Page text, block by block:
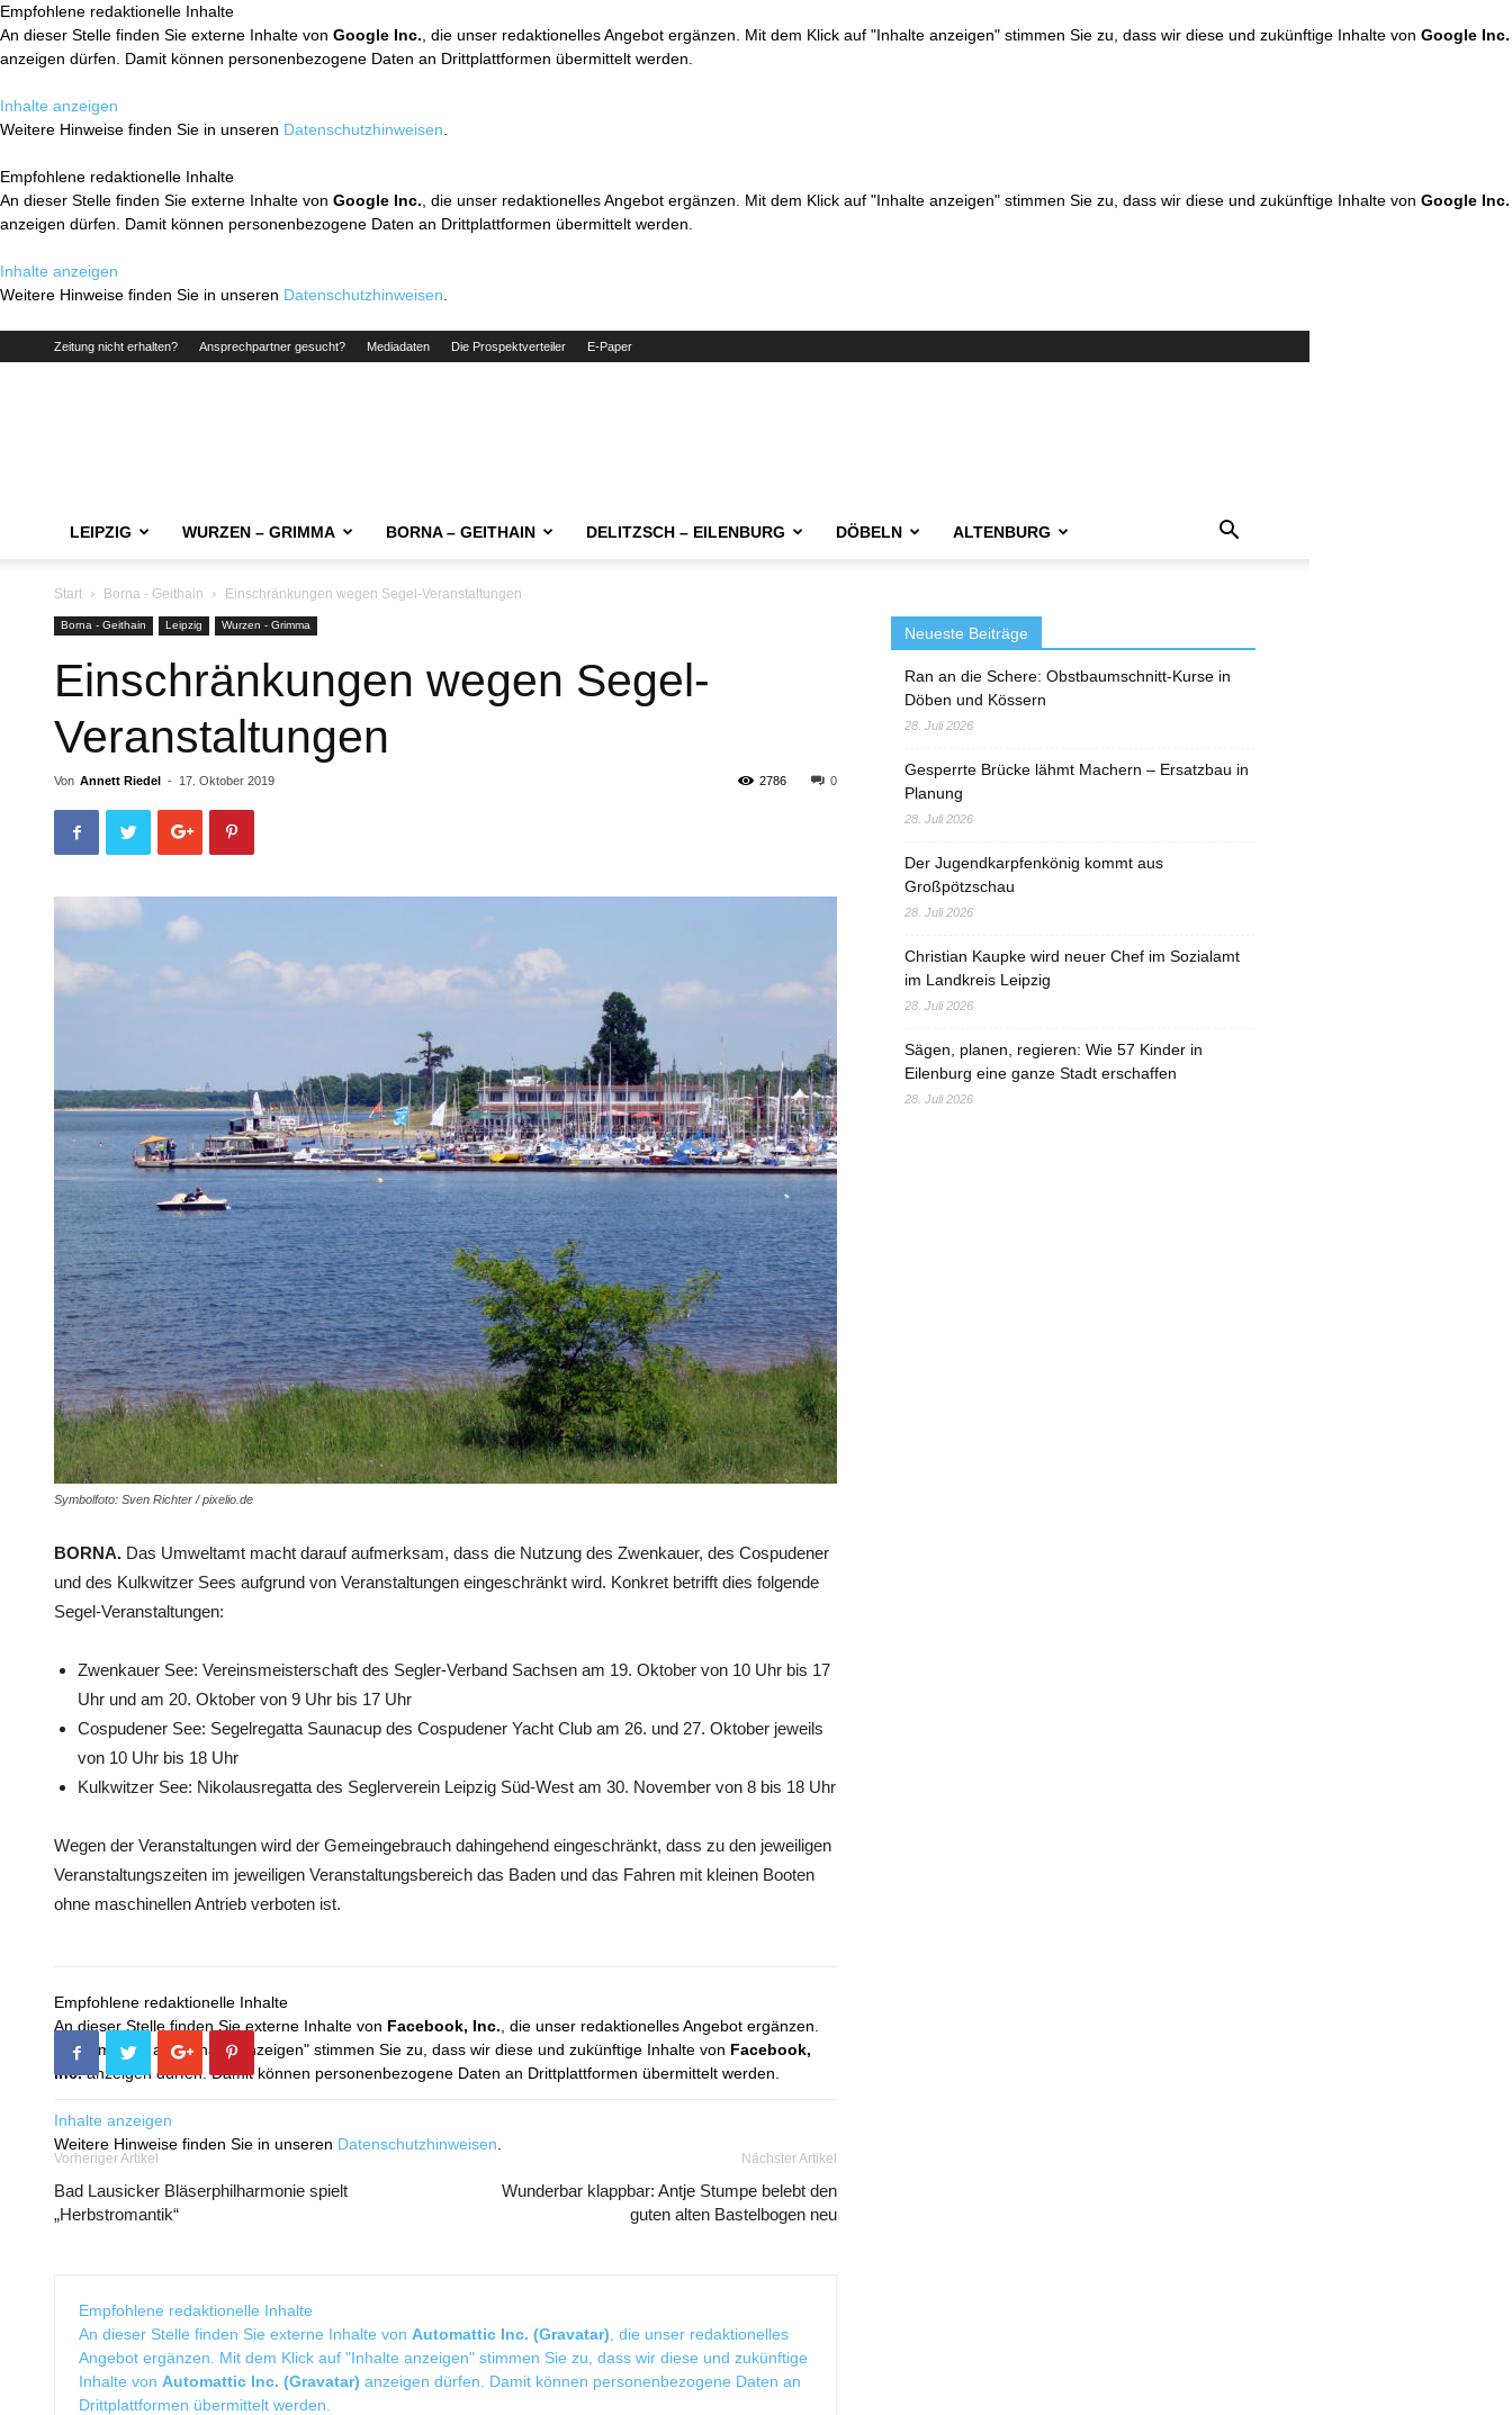
Empfohlene redaktionelle Inhalte
An dieser Stelle finden Sie externe Inhalte von Google Inc. , die unser redaktionelles Angebot ergänzen. Mit dem Klick auf "Inhalte anzeigen" stimmen Sie zu, dass wir diese und zukünftige Inhalte von Google Inc.
anzeigen dürfen. Damit können personenbezogene Daten an Drittplattformen übermittelt werden.
Inhalte anzeigen
Weitere Hinweise finden Sie in unseren Datenschutzhinweisen
Empfohlene redaktionelle Inhalte
An dieser Stelle finden Sie externe Inhalte von Google Inc. , die unser redaktionelles Angebot ergänzen. Mit dem Klick auf "Inhalte anzeigen" stimmen Sie zu, dass wir diese und zukünftige Inhalte von Google Inc.
anzeigen dürfen. Damit können personenbezogene Daten an Drittplattformen übermittelt werden.
Inhalte anzeigen
Weitere Hinweise finden Sie in unseren Datenschutzhinweisen
Zeitung nicht erhalten? Ansprechpartner gesucht? Mediadaten Die Prospektverteiler E-Paper
LEIPZIG WURZEN – GRIMMA BORNA – GEITHAIN DELITZSCH – EILENBURG DÖBELN ALTENBURG
Start Borna - Geithain Einschränkungen wegen Segel-Veranstaltungen
Borna - Geithain Leipzig Wurzen - Grimma
Einschränkungen wegen Segel-
Veranstaltungen
Von Annett Riedel - 17. Oktober 2019 0
2786
Symbolfoto: Sven Richter / pixelio.de
BORNA. Das Umweltamt macht darauf aufmerksam, dass die Nutzung des Zwenkauer, des Cospudener
und des Kulkwitzer Sees aufgrund von Veranstaltungen eingeschränkt wird. Konkret betrifft dies folgende
Segel-Veranstaltungen:
Zwenkauer See: Vereinsmeisterschaft des Segler-Verband Sachsen am 19. Oktober von 10 Uhr bis 17
Uhr und am 20. Oktober von 9 Uhr bis 17 Uhr
Cospudener See: Segelregatta Saunacup des Cospudener Yacht Club am 26. und 27. Oktober jeweils
von 10 Uhr bis 18 Uhr
Kulkwitzer See: Nikolausregatta des Seglerverein Leipzig Süd-West am 30. November von 8 bis 18 Uhr
Wegen der Veranstaltungen wird der Gemeingebrauch dahingehend eingeschränkt, dass zu den jeweiligen
Veranstaltungszeiten im jeweiligen Veranstaltungsbereich das Baden und das Fahren mit kleinen Booten
ohne maschinellen Antrieb verboten ist.
Empfohlene redaktionelle Inhalte
An dieser Stelle finden Sie externe Inhalte von Facebook, Inc. , die unser redaktionelles Angebot ergänzen.
Mit dem Klick auf "Inhalte anzeigen" stimmen Sie zu, dass wir diese und zukünftige Inhalte von Facebook,
Inc.anzeigen dürfen. Damit können personenbezogene Daten an Drittplattformen übermittelt werden.
Inhalte anzeigen
Weitere Hinweise finden Sie in unseren Datenschutzhinweisen
Vorheriger Artikel
Bad Lausicker Bläserphilharmonie spielt
„Herbstromantik“
Nächster Artikel
Wunderbar klappbar: Antje Stumpe belebt den
guten alten Bastelbogen neu
Empfohlene redaktionelle Inhalte
An dieser Stelle finden Sie externe Inhalte von Automattic Inc. (Gravatar) , die unser redaktionelles
Angebot ergänzen. Mit dem Klick auf "Inhalte anzeigen" stimmen Sie zu, dass wir diese und zukünftige
Inhalte von Automattic Inc. (Gravatar) anzeigen dürfen. Damit können personenbezogene Daten an
Drittplattformen übermittelt werden.
Neueste Beiträge
Ran an die Schere: Obstbaumschnitt-Kurse in
Döben und Kössern
28. Juli 2026
Gesperrte Brücke lähmt Machern – Ersatzbau in
Planung
28. Juli 2026
Der Jugendkarpfenkönig kommt aus
Großpötzschau
28. Juli 2026
Christian Kaupke wird neuer Chef im Sozialamt
im Landkreis Leipzig
28. Juli 2026
Sägen, planen, regieren: Wie 57 Kinder in
Eilenburg eine ganze Stadt erschaffen
28. Juli 2026